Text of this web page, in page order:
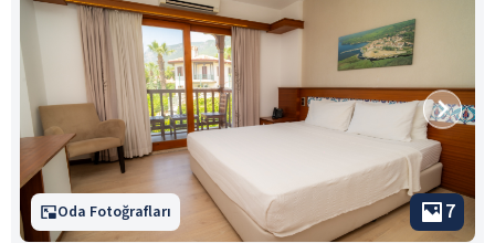
Oda Fotoğrafları 7